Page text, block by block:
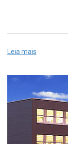
Leia mais